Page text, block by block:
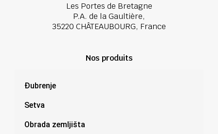
Les Portes de Bretagne
P.A. de la Gaultière,
35220 CHÂTEAUBOURG, France
Nos produits
Đubrenje
Setva
Obrada zemljišta